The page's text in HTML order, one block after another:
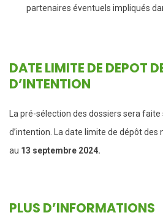
partenaires éventuels impliqués
DATE LIMITE DE DEPOT
D’INTENTION
La pré-sélection des dossiers sera
d’intention. La date limite de dépôt des
au 13 septembre 2024.
PLUS D’INFORMATIONS